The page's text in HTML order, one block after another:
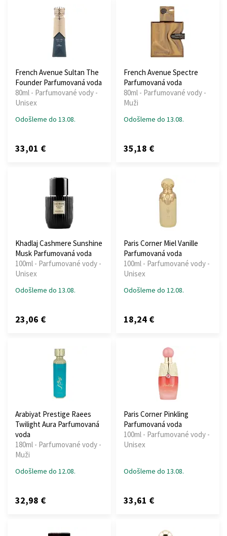
French Avenue Sultan The
Founder Parfumovaná voda
80ml - Parfumované vody -
Unisex
Odošleme do 13.08.
33,01 €
French Avenue Spectre
Parfumovaná voda
80ml - Parfumované vody -
Muži
Odošleme do 13.08.
35,18 €
Khadlaj Cashmere Sunshine
Musk Parfumovaná voda
100ml - Parfumované vody -
Unisex
Odošleme do 13.08.
23,06 €
Paris Corner Miel Vanille
Parfumovaná voda
100ml - Parfumované vody -
Unisex
Odošleme do 12.08.
18,24 €
Arabiyat Prestige Raees
Twilight Aura Parfumovaná
voda
180ml - Parfumované vody -
Muži
Odošleme do 12.08.
32,98 €
Paris Corner Pinkling
Parfumovaná voda
100ml - Parfumované vody -
Unisex
Odošleme do 13.08.
33,61 €